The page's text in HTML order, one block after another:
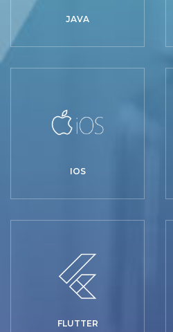
JAVA
IOS
FLUTTER